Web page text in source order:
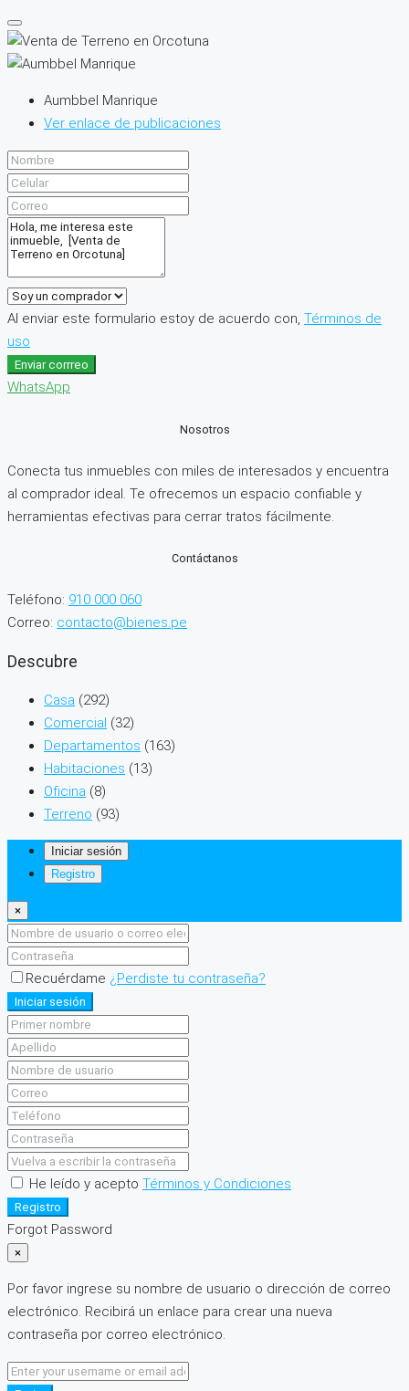
Aumbbel Manrique
Ver enlace de publicaciones
Al enviar este formulario estoy de acuerdo con, Términos de
uso
Enviar corrreo
WhatsApp
Nosotros
Conecta tus inmuebles con miles de interesados y encuentra
al comprador ideal. Te ofrecemos un espacio confiable y
herramientas efectivas para cerrar tratos fácilmente.
Contáctanos
Teléfono: 910 000 060
Correo: contacto@bienes.pe
Descubre
Casa (292)
Comercial (32)
Departamentos (163)
Habitaciones (13)
Oficina (8)
Terreno (93)
Iniciar sesión
Registro
×
Recuérdame ¿Perdiste tu contraseña?
Iniciar sesión
He leído y acepto Términos y Condiciones
Registro
Forgot Password
×
Por favor ingrese su nombre de usuario o dirección de correo
electrónico. Recibirá un enlace para crear una nueva
contraseña por correo electrónico.